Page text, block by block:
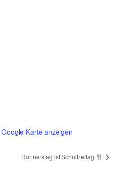
Google Karte anzeigen
Donnerstag ist Schnitzeltag